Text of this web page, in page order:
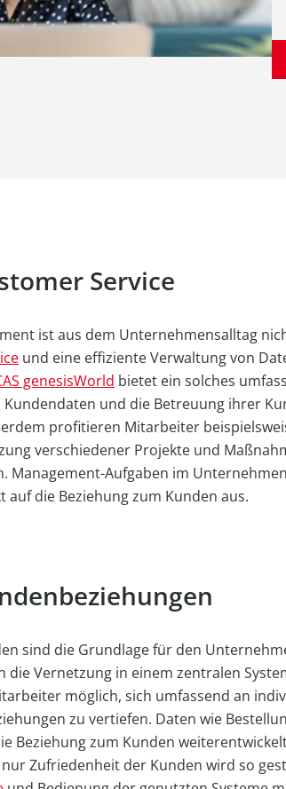
Service
ist aus dem Unternehmensalltag
und eine effiziente Verwaltung von
genesisWorld bietet ein solches
Kundendaten und die Betreuung ihrer
profitieren Mitarbeiter
verschiedener Projekte und
Management-Aufgaben im
die Beziehung zum Kunden aus.
sind die Grundlage für den
Vernetzung in einem zentralen
möglich, sich umfassend an
zu vertiefen. Daten wie
Beziehung zum Kunden
Zufriedenheit der Kunden wird so